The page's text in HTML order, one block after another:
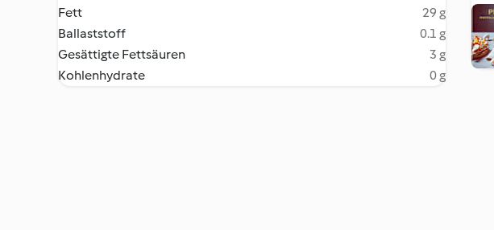
Fett
29 g
Ballaststoff
0.1 g
Gesättigte Fettsäuren
3 g
Kohlenhydrate
0 g